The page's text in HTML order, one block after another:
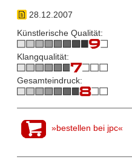
28.12.2007
Künstlerische Qualität:
Klangqualität:
Gesamteindruck:
»bestellen bei jpc«